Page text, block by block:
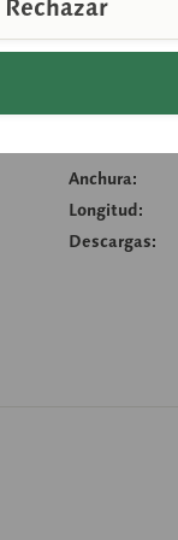
Comparar
Peso (en KG):
Anchura:
Longitud:
Descargas:
Rechazar